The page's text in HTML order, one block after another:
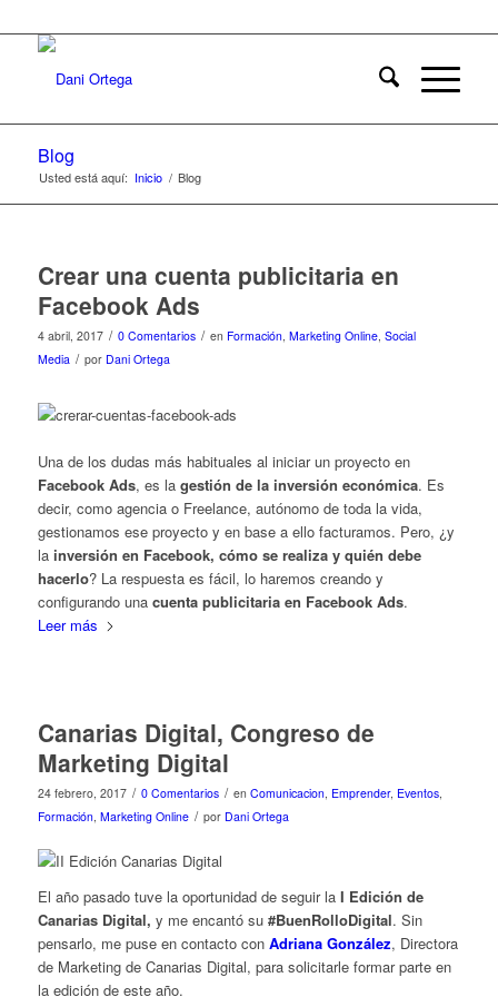
Blog
Usted está aquí: Inicio / Blog
Crear una cuenta publicitaria en
Facebook Ads
4 abril, 2017 / 0 Comentarios / en Formación, Marketing Online, Social
Media / por Dani Ortega
Una de los dudas más habituales al iniciar un proyecto en
Facebook Ads, es la gestión de la inversión económica. Es
decir, como agencia o Freelance, autónomo de toda la vida,
gestionamos ese proyecto y en base a ello facturamos. Pero, ¿y
lainversión en Facebook, cómo se realiza y quién debe
hacerlo? La respuesta es fácil, lo haremos creando y
configurando una cuenta publicitaria en Facebook Ads.
Leer más
Canarias Digital, Congreso de
Marketing Digital
24 febrero, 2017 / 0 Comentarios / en Comunicacion, Emprender, Eventos,
Formación, Marketing Online / por Dani Ortega
El año pasado tuve la oportunidad de seguir la I Edición de
Canarias Digital, y me encantó su #BuenRolloDigital. Sin
pensarlo, me puse en contacto con Adriana González, Directora
de Marketing de Canarias Digital, para solicitarle formar parte en
la edición de este año.